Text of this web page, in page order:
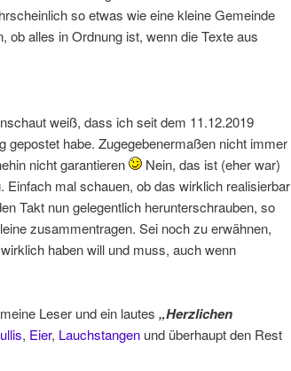
so etwas wie eine kleine Gemeinde
ob alles in Ordnung ist, wenn die Texte aus
weiß, dass ich seit dem 11.12.2019
gepostet habe. Zugegebenermaßen nicht immer
nicht garantieren
Nein, das ist (eher war)
mal schauen, ob das wirklich realisierbar
Takt nun gelegentlich herunterschrauben, so
zusammentragen. Sei noch zu erwähnen,
haben will und muss, auch wenn
Leser und ein lautes „Herzlichen
, Eier, Lauchstangen und überhaupt den Rest